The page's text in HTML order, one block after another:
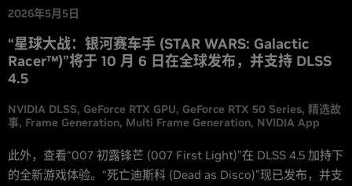
2026年5月5日
“星球大战：银河赛车手 (STAR WARS: Galactic
Racer™)”将于 10 月 6 日在全球发布，并支持 DLSS
4.5
NVIDIA DLSS GeForce RTX GPU GeForce RTX 50 Series 精选故
事 Frame Generation Multi Frame Generation NVIDIA App
此外，查看“007 初露锋芒 (007 First Light)”在 DLSS 4.5 加持下
的全新游戏体验。“死亡迪斯科 (Dead as Disco)”现已发布，并支